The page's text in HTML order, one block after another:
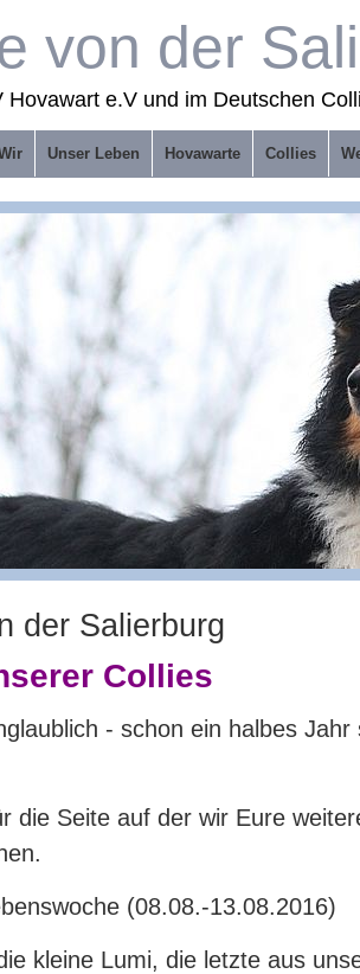
von der
Hovawart e.V und im Deutschen
Unser Leben Hovawarte Collies
der Salierburg
Collies
- schon ein halbes
die Seite auf der wir Eure
(08.08.-13.08.2016)
kleine Lumi, die letzte aus